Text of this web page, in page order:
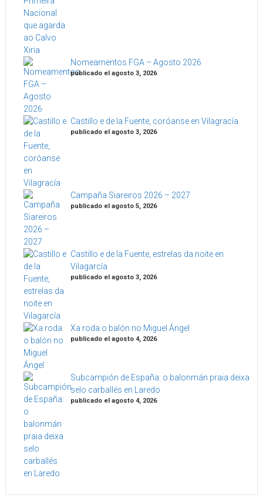
Nomeamentos FGA – Agosto 2026
publicado el agosto 3, 2026
Castillo e de la Fuente, coróanse en Vilagracía
publicado el agosto 3, 2026
Campaña Siareiros 2026 – 2027
publicado el agosto 5, 2026
Castillo e de la Fuente, estrelas da noite en
Vilagarcía
publicado el agosto 3, 2026
Xa roda o balón no Miguel Ángel
publicado el agosto 4, 2026
Subcampión de España: o balonmán praia deixa
selo carballés en Laredo
publicado el agosto 4, 2026